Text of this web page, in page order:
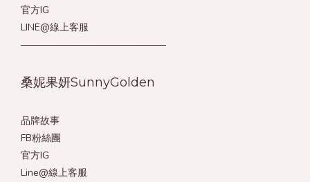
官方IG
LINE@線上客服
———————————————
桑妮果妍SunnyGolden
品牌故事
FB粉絲團
官方IG
Line@線上客服